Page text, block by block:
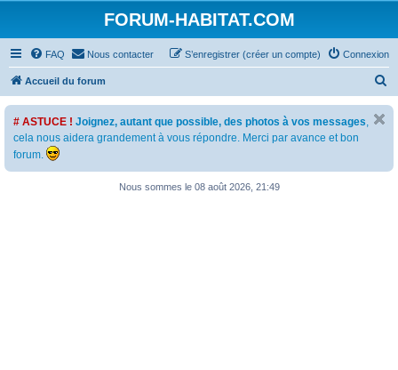
FORUM-HABITAT.COM
FAQ Nous contacter Connexion
S’enregistrer (créer un compte)
Accueil du forum
e
# ASTUCE ! Joignez, autant que possible, des photos à vos messages,
cela nous aidera grandement à vous répondre. Merci par avance et bon
forum.
Nous sommes le 08 août 2026, 21:49